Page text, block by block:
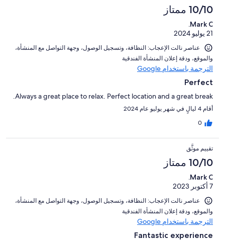
10/10 ممتاز
Mark C.
21 يوليو 2024
عناصر نالت الإعجاب: ⁦النظافة⁩، و⁦تسجيل الوصول⁩، و⁦جهة التواصل مع المنشأة⁩،
و⁦الموقع⁩، و⁦دقة إعلان المنشأة الفندقية⁩
الترجمة باستخدام Google
Perfect
Always a great place to relax. Perfect location and a great break.
أقام 4 ليالٍ في شهر يوليو عام 2024
0
تقييم موثَّق
10/10 ممتاز
Mark C.
7 أكتوبر 2023
عناصر نالت الإعجاب: ⁦النظافة⁩، و⁦تسجيل الوصول⁩، و⁦جهة التواصل مع المنشأة⁩،
و⁦الموقع⁩، و⁦دقة إعلان المنشأة الفندقية⁩
الترجمة باستخدام Google
Fantastic experience